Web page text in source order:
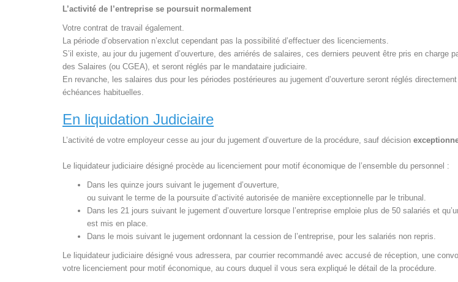
L’activité de l’entreprise se poursuit normalement
Votre contrat de travail également.
La période d’observation n’exclut cependant pas la possibilité d’effectuer des licenciements.
S’il existe, au jour du jugement d’ouverture, des arriérés de salaires, ces derniers peuvent être pris en charge
des Salaires (ou CGEA), et seront réglés par le mandataire judiciaire.
En revanche, les salaires dus pour les périodes postérieures au jugement d’ouverture seront réglés
échéances habituelles.
En liquidation Judiciaire
L’activité de votre employeur cesse au jour du jugement d’ouverture de la procédure, sauf décision
Le liquidateur judiciaire désigné procède au licenciement pour motif économique de l’ensemble du personnel :
Dans les quinze jours suivant le jugement d’ouverture,
ou suivant le terme de la poursuite d’activité autorisée de manière exceptionnelle par le tribunal.
Dans les 21 jours suivant le jugement d’ouverture lorsque l’entreprise emploie plus de 50 salariés et
est mis en place.
Dans le mois suivant le jugement ordonnant la cession de l’entreprise, pour les salariés non repris.
Le liquidateur judiciaire désigné vous adressera, par courrier recommandé avec accusé de réception, une
votre licenciement pour motif économique, au cours duquel il vous sera expliqué le détail de la procédure.